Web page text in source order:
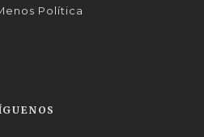
Política